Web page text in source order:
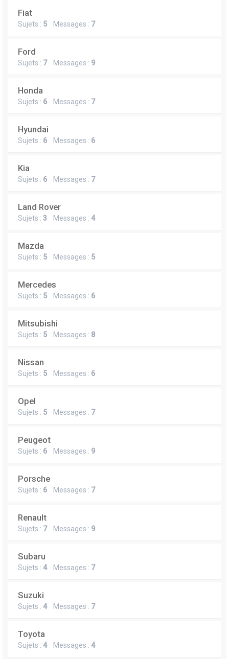
Fiat
Sujets : 5 Messages : 7
Ford
Sujets : 7Messages : 9
Honda
Sujets : 6 Messages : 7
Hyundai
Sujets : 6 Messages : 6
Kia
Sujets : 6 Messages : 7
Land Rover
Sujets : 3 Messages : 4
Mazda
Sujets : 5 Messages : 5
Mercedes
Sujets : 5 Messages : 6
Mitsubishi
Sujets : 5 Messages : 8
Nissan
Sujets : 5 Messages : 6
Opel
Sujets : 5 Messages : 7
Peugeot
Sujets : 6 Messages : 9
Porsche
Sujets : 6 Messages : 7
Renault
Sujets : 7Messages : 9
Subaru
Sujets : 4Messages : 7
Suzuki
Sujets : 4Messages : 7
Toyota
Sujets : 4Messages : 4